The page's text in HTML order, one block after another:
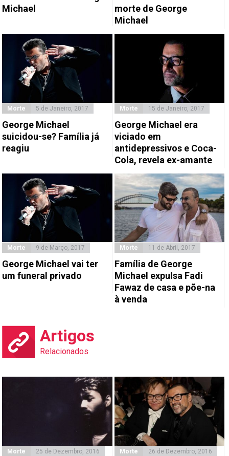
Michael
morte de George
Michael
Morte 5 de Janeiro, 2017
George Michael
suicidou-se? Família já
reagiu
Morte 15 de Janeiro, 2017
George Michael era
viciado em
antidepressivos e Coca-
Cola, revela ex-amante
Morte 9 de Março, 2017
George Michael vai ter
um funeral privado
Morte 11 de Abril, 2017
Família de George
Michael expulsa Fadi
Fawaz de casa e põe-na
à venda
Artigos
Relacionados
Morte 25 de Dezembro, 2016 Morte 26 de Dezembro, 2016